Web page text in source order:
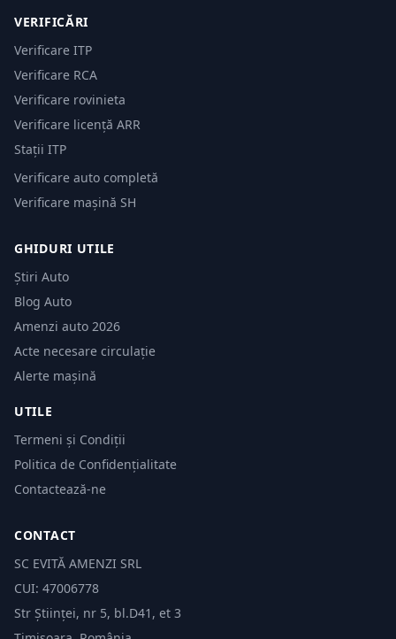
VERIFICĂRI
Verificare ITP
Verificare RCA
Verificare rovinieta
Verificare licență ARR
Stații ITP
Verificare auto completă
Verificare mașină SH
GHIDURI UTILE
Știri Auto
Blog Auto
Amenzi auto 2026
Acte necesare circulație
Alerte mașină
UTILE
Termeni și Condiții
Politica de Confidențialitate
Contactează-ne
CONTACT
SC EVITĂ AMENZI SRL
CUI: 47006778
Str Științei, nr 5, bl.D41, et 3